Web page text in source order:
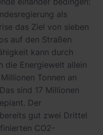
als
das Ziel von sieben
auf den Straßen
kann durch
die Energiewelt allein
Tonnen an
sind 17 Millionen
Der
gut zwei Drittel
CO2-